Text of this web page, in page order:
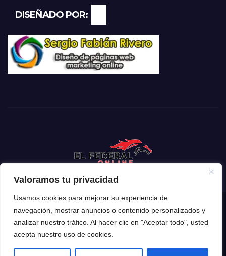
Valoramos tu privacidad
Usamos cookies para mejorar su experiencia de
navegación, mostrar anuncios o contenido personalizados y
analizar nuestro tráfico. Al hacer clic en "Aceptar todo", usted
acepta nuestro uso de cookies.
DISEÑADO POR:
Funciona gracias a WordPress |Tema: Newsup deThemeansar
Inicio Mendoza Argentina